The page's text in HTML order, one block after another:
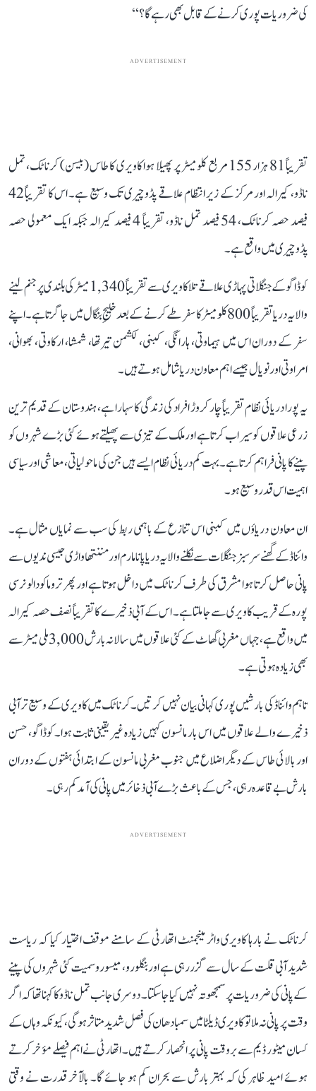
کی ضروریات پوری کرنے کے قابل بھی رہے گا؟‘‘
ADVERTISEMENT
تقریباً 81 ہزار 155 مربع کلومیٹر پر پھیلا ہوا کاویری کا طاس (بیسن) کرناٹک، تمل
ناڈو، کیرالہ اور مرکز کے زیر انتظام علاقے پڈوچیری تک وسیع ہے۔ اس کا تقریباً 42
فیصد حصہ کرناٹک، 54 فیصد تمل ناڈو، تقریباً 4 فیصد کیرالہ جبکہ ایک معمولی حصہ
پڈوچیری میں واقع ہے۔
کوڈاگو کے جنگلاتی پہاڑی علاقے تلاکاویری سے تقریباً 1,340 میٹر کی بلندی پر جنم لینے
والا یہ دریا تقریباً 800 کلومیٹر کا سفر طے کرنے کے بعد خلیجِ بنگال میں جا گرتا ہے۔ اپنے
سفر کے دوران اس میں ہیماوتی، ہارانگی، کبنی، لکشمن تیرتھا، شمشا، ارکاوتی، بھوانی،
امراوتی اور نویال جیسے اہم معاون دریا شامل ہوتے ہیں۔
یہ پورا دریائی نظام تقریباً چار کروڑ افراد کی زندگی کا سہارا ہے، ہندوستان کے قدیم ترین
زرعی علاقوں کو سیراب کرتا ہے اور ملک کے تیزی سے پھیلتے ہوئے کئی بڑے شہروں کو
پینے کا پانی فراہم کرتا ہے۔ بہت کم دریائی نظام ایسے ہیں جن کی ماحولیاتی، معاشی اور سیاسی
اہمیت اس قدر وسیع ہو۔
ان معاون دریاؤں میں کبنی اس تنازع کے باہمی ربط کی سب سے نمایاں مثال ہے۔
وائناڈ کے گھنے سرسبز جنگلات سے نکلنے والا یہ دریا پانامارم اور مننتھاواڑی جیسی ندیوں سے
پانی حاصل کرتا ہوا مشرق کی طرف کرناٹک میں داخل ہوتا ہے اور پھر تروماکودالو نرسی
پورہ کے قریب کاویری سے جا ملتا ہے۔ اس کے آبی ذخیرے کا تقریباً نصف حصہ کیرالہ
میں واقع ہے، جہاں مغربی گھاٹ کے کئی علاقوں میں سالانہ بارش 3,000 ملی میٹر سے
بھی زیادہ ہوتی ہے۔
تاہم وائناڈ کی بارشیں پوری کہانی بیان نہیں کرتیں۔ کرناٹک میں کاویری کے وسیع تر آبی
ذخیرے والے علاقوں میں اس بار مانسون کہیں زیادہ غیر یقینی ثابت ہوا۔ کوڈاگو، حسن
اور بالائی طاس کے دیگر اضلاع میں جنوب مغربی مانسون کے ابتدائی ہفتوں کے دوران
بارش بے قاعدہ رہی، جس کے باعث بڑے آبی ذخائر میں پانی کی آمد کم رہی۔
ADVERTISEMENT
کرناٹک نے بارہا کاویری واٹر مینجمنٹ اتھارٹی کے سامنے موقف اختیار کیا کہ ریاست
شدید آبی قلت کے سال سے گزر رہی ہے اور بنگلورو، میسورو سمیت کئی شہروں کی پینے
کے پانی کی ضروریات پر سمجھوتہ نہیں کیا جا سکتا۔ دوسری جانب تمل ناڈو کا کہنا تھا کہ اگر
وقت پر پانی نہ ملا تو کاویری ڈیلٹا میں سمبا دھان کی فصل شدید متاثر ہوگی، کیونکہ وہاں کے
کسان میٹور ڈیم سے بروقت پانی پر انحصار کرتے ہیں۔ اتھارٹی نے اہم فیصلے مؤخر کرتے
ہوئے امید ظاہر کی کہ بہتر بارش سے بحران کم ہو جائے گا۔ بالآخر قدرت نے وقتی